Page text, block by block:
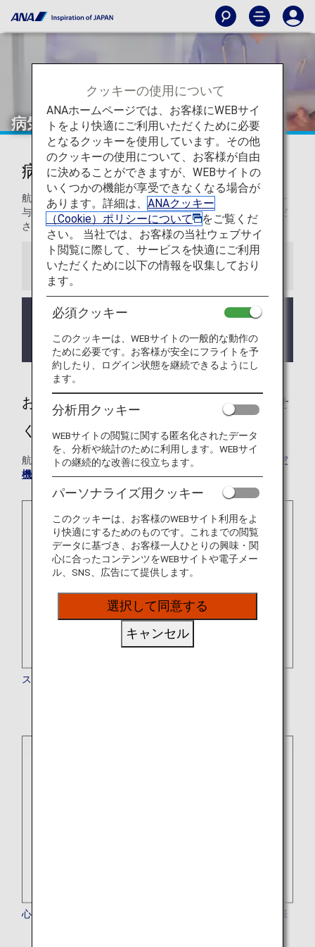
病気やけがのあるお客様
病気やけがのあるお客様
航空機の機内環境は地上とは異なります。おからだに影響を
与えることもありますため、事前に主治医とよくご相談くだ
さい。
お知らせ
睡眠時無呼吸症候群（CPAPご利用）のお客様はご
連絡ください。
お手伝いが必要な場合はお気軽にお知らせ
ください
航空機の機内環境は、地上とは異なります。詳しくは「
航空
機内の環境について」をご参照ください。
ストレッチャーをご希望のお客様
心臓ペースメーカーや金属製の固定具がお体に入ったお客様
クッキーの使用について
ANAホームページでは、お客様にWEBサイ
トをより快適にご利用いただくために必要
となるクッキーを使用しています。その他
のクッキーの使用について、お客様が自由
に決めることができますが、WEBサイトの
いくつかの機能が享受できなくなる場合が
あります。詳細は、 ANAクッキー
（Cookie）ポリシーについて
をご覧くだ
さい。 当社では、お客様の当社ウェブサイ
ト閲覧に際して、サービスを快適にご利用
いただくために以下の情報を収集しており
ます。
必須クッキー
このクッキーは、WEBサイトの一般的な動作の
ために必要です。お客様が安全にフライトを予
約したり、ログイン状態を継続できるようにし
ます。
分析用クッキー
WEBサイトの閲覧に関する匿名化されたデータ
を、分析や統計のために利用します。WEBサイ
トの継続的な改善に役立ちます。
パーソナライズ用クッキー
このクッキーは、お客様のWEBサイト利用をよ
り快適にするためのものです。これまでの閲覧
データに基づき、お客様一人ひとりの興味・関
心に合ったコンテンツをWEBサイトや電子メー
ル、SNS、広告にて提供します。
選択して同意する
キャンセル